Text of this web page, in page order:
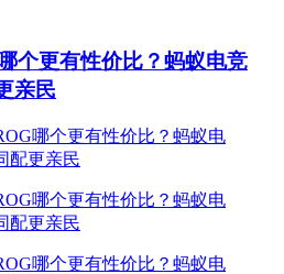
个更有性价比？蚂蚁电竞
亲民